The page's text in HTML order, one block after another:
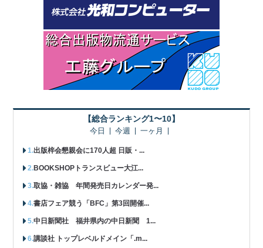
【総合ランキング1〜10】
今日 今週 一ヶ月
出版梓会懇親会に170人超 日販・...
BOOKSHOPトランスビュー大江...
取協・雑協 年間発売日カレンダー発...
書店フェア競う「BFC」第3回開催...
中日新聞社 福井県内の中日新聞 1...
講談社 トップレベルドメイン「.m...